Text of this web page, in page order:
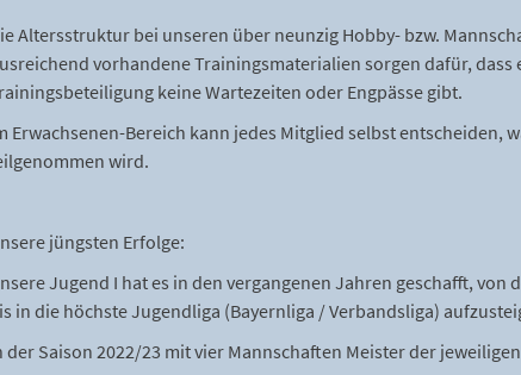
Altersstruktur bei unseren über neunzig Hobby- bzw.
vorhandene Trainingsmaterialien sorgen dafür, dass
keine Wartezeiten oder Engpässe gibt.
Erwachsenen-Bereich kann jedes Mitglied selbst entscheiden,
wird.
jüngsten Erfolge:
Jugend I hat es in den vergangenen Jahren geschafft, von
in die höchste Jugendliga (Bayernliga / Verbandsliga)
der Saison 2022/23 mit vier Mannschaften Meister der